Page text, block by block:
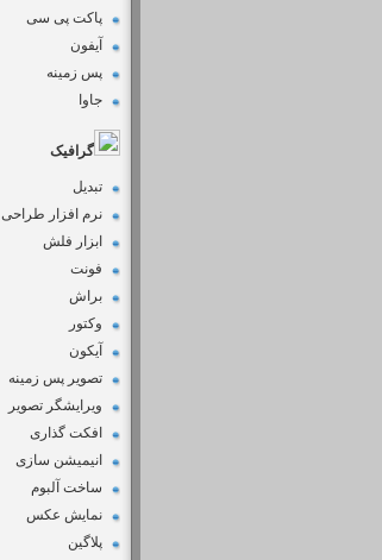
پاکت پی سی
آیفون
پس زمینه
جاوا
گرافیک
تبدیل
نرم افزار طراحی
ابزار فلش
فونت
براش
وکتور
آیکون
تصویر پس زمینه
ویرایشگر تصویر
افکت گذاری
انیمیشن سازی
ساخت آلبوم
نمایش عکس
پلاگین